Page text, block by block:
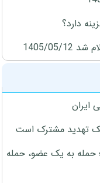
دارد؟
05/12
ایران
یک تهدید مشترک است
حمله به یک عضو، حمله